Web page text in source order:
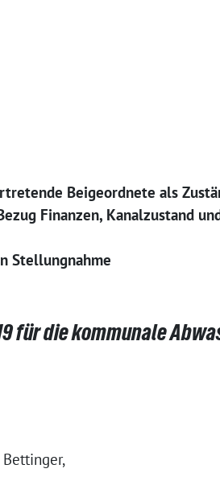
Beigeordnete als
Finanzen, Kanalzustand
Stellungnahme
für die kommunale